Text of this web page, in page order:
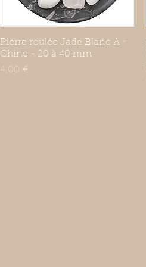
Aperçu rapide
Pierre roulée Jade Blanc A -
Chine - 20 à 40 mm
Prix
4,00 €